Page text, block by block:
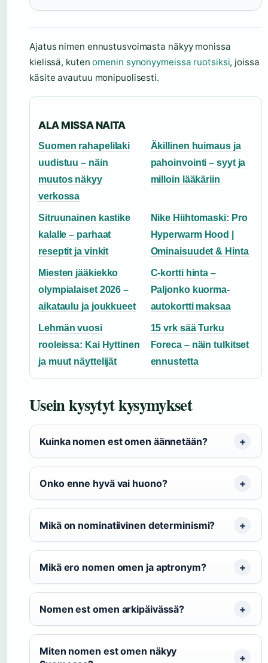
Ajatus nimen ennustusvoimasta näkyy monissa
kielissä, kutenomenin synonyymeissa ruotsiksi, joissa
käsite avautuu monipuolisesti.
ALA MISSA NAITA
Suomen rahapelilaki
uudistuu – näin
muutos näkyy
verkossa
Äkillinen huimaus ja
pahoinvointi – syyt ja
milloin lääkäriin
Sitruunainen kastike
kalalle – parhaat
reseptit ja vinkit
Nike Hiihtomaski: Pro
Hyperwarm Hood |
Ominaisuudet & Hinta
Miesten jääkiekko
olympialaiset 2026 –
aikataulu ja joukkueet
C-kortti hinta –
Paljonko kuorma-
autokortti maksaa
Lehmän vuosi
rooleissa: Kai Hyttinen
ja muut näyttelijät
15 vrk sää Turku
Foreca – näin tulkitset
ennustetta
Usein kysytyt kysymykset
Kuinka nomen est omen äännetään?
Onko enne hyvä vai huono?
Mikä on nominatiivinen determinismi?
Mikä ero nomen omen ja aptronym?
Nomen est omen arkipäivässä?
Miten nomen est omen näkyy